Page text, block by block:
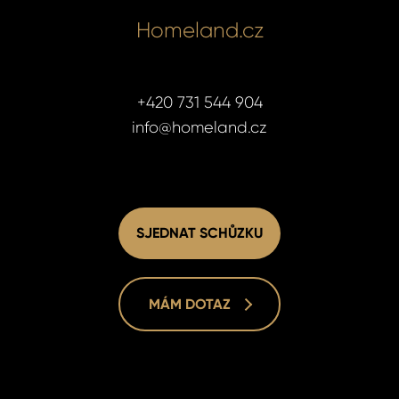
Homeland.cz
+420 731 544 904
info@homeland.cz
SJEDNAT SCHŮZKU
MÁM DOTAZ